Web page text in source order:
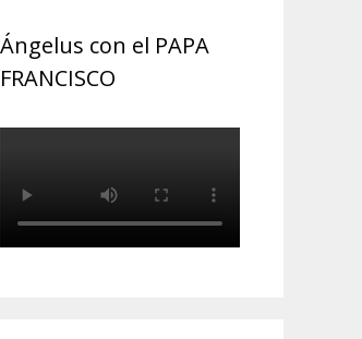
Ángelus con el PAPA
FRANCISCO